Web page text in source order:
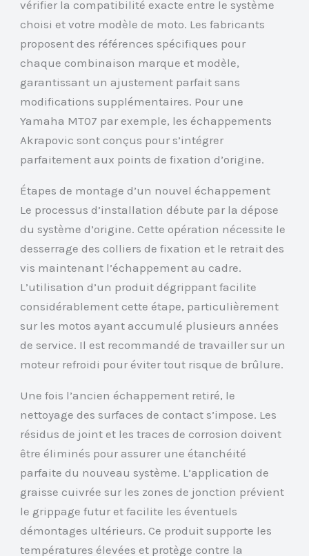
vérifier la compatibilité exacte entre le système
choisi et votre modèle de moto. Les fabricants
proposent des références spécifiques pour
chaque combinaison marque et modèle,
garantissant un ajustement parfait sans
modifications supplémentaires. Pour une
Yamaha MT07 par exemple, les échappements
Akrapovic sont conçus pour s’intégrer
parfaitement aux points de fixation d’origine.
Étapes de montage d’un nouvel échappement
Le processus d’installation débute par la dépose
du système d’origine. Cette opération nécessite le
desserrage des colliers de fixation et le retrait des
vis maintenant l’échappement au cadre.
L’utilisation d’un produit dégrippant facilite
considérablement cette étape, particulièrement
sur les motos ayant accumulé plusieurs années
de service. Il est recommandé de travailler sur un
moteur refroidi pour éviter tout risque de brûlure.
Une fois l’ancien échappement retiré, le
nettoyage des surfaces de contact s’impose. Les
résidus de joint et les traces de corrosion doivent
être éliminés pour assurer une étanchéité
parfaite du nouveau système. L’application de
graisse cuivrée sur les zones de jonction prévient
le grippage futur et facilite les éventuels
démontages ultérieurs. Ce produit supporte les
températures élevées et protège contre la